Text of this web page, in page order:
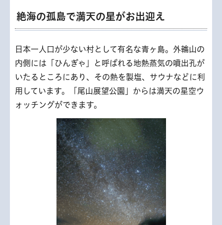
絶海の孤島で満天の星がお出迎え
日本一人口が少ない村として有名な青ヶ島。外輪山の
内側には「ひんぎゃ」と呼ばれる地熱蒸気の噴出孔が
いたるところにあり、その熱を製塩、サウナなどに利
用しています。「尾山展望公園」からは満天の星空ウ
ォッチングができます。